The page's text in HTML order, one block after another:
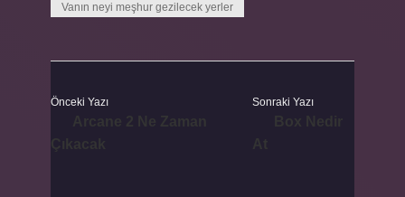
Vanın neyi meşhur gezilecek yerler
Önceki Yazı Sonraki Yazı